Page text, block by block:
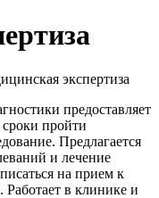
экспертиза
предоставляет
пройти
Предлагается
и лечение
на прием к
Работает в клинике и